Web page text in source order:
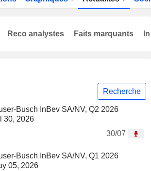
Recherche
Busch InBev SA/NV, Q2 2026
30, 2026
30/07
Busch InBev SA/NV, Q1 2026
05, 2026
Reco analystes Faits marquants